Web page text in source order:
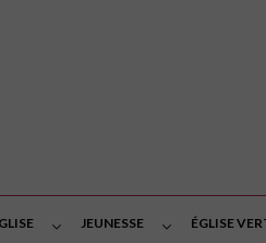
JEUNESSE ÉGLISE